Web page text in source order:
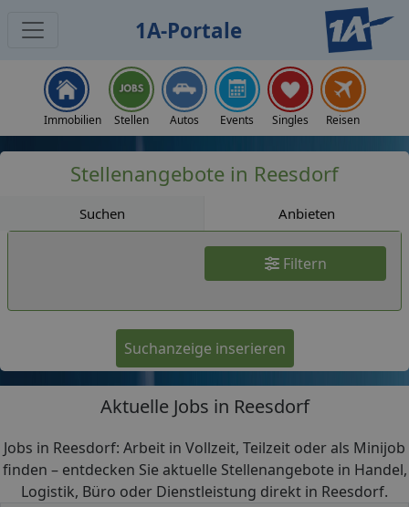
1A-Portale
Immobilien Stellen Autos Events Singles Reisen
Stellenangebote in Reesdorf
Suchen Anbieten
Filtern
Suchanzeige inserieren
Aktuelle Jobs in Reesdorf
Jobs in Reesdorf: Arbeit in Vollzeit, Teilzeit oder als Minijob
finden – entdecken Sie aktuelle Stellenangebote in Handel,
Logistik, Büro oder Dienstleistung direkt in Reesdorf.